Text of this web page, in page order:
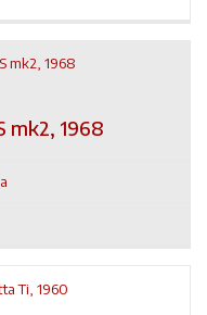
mk2, 1968